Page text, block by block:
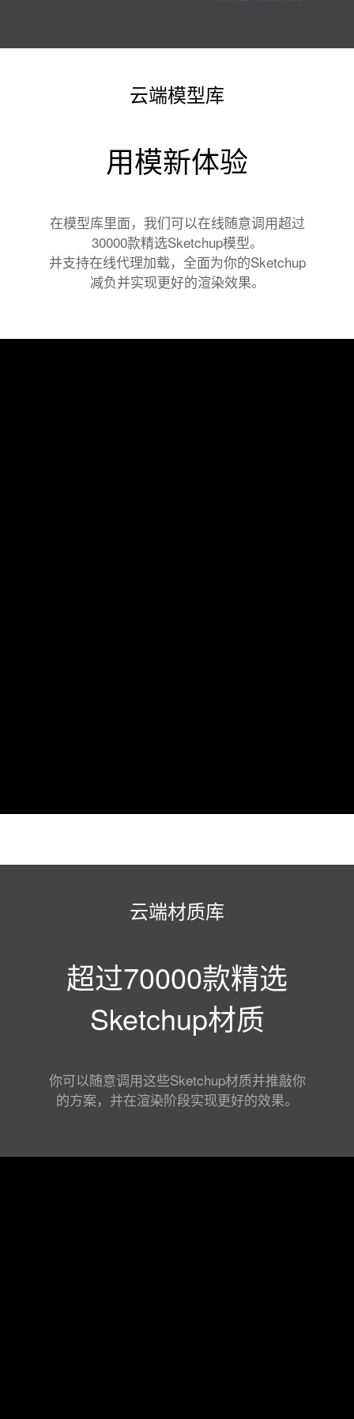
云端模型库
用模新体验
在模型库里面，我们可以在线随意调用超过
30000款精选Sketchup模型。
并支持在线代理加载，全面为你的Sketchup
减负并实现更好的渲染效果。
云端材质库
超过70000款精选
Sketchup材质
你可以随意调用这些Sketchup材质并推敲你
的方案，并在渲染阶段实现更好的效果。